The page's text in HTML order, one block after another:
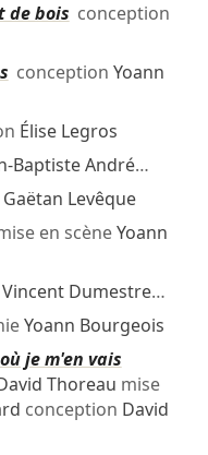
de bois conception
conception Yoann
Élise Legros
Baptiste André…
Gaëtan Levêque
en scèneYoann
Vincent Dumestre…
Yoann Bourgeois
je m'en vais
Thoreau mise
conception David